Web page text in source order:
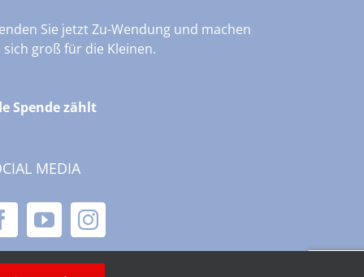
Sie jetzt Zu-Wendung und machen
sich groß für die Kleinen.
Spende zählt
MEDIA